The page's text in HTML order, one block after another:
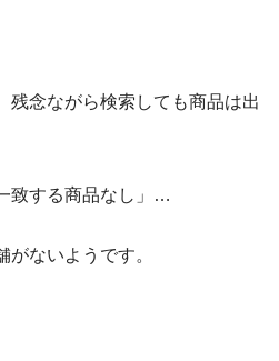
残念ながら検索しても商品は出
致する商品なし」…
ないようです。